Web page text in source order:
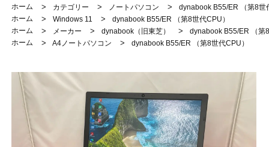
ホーム
> カテゴリー > ノートパソコン >
dynabook B55/ER （第8世
ホーム
> Windows 11 >
dynabook B55/ER （第8世代CPU）
ホーム
> メーカー > dynabook（旧東芝） >
dynabook B55/ER （第
ホーム
> A4ノートパソコン > dynabook B55/ER （第8世代CPU）